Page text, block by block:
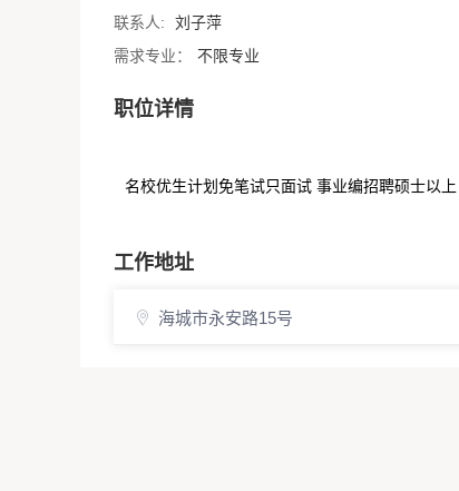
联系人:
刘子萍
需求专业：
不限专业
职位详情
名校优生计划免笔试只面试 事业编招聘硕士以上
工作地址
海城市永安路15号